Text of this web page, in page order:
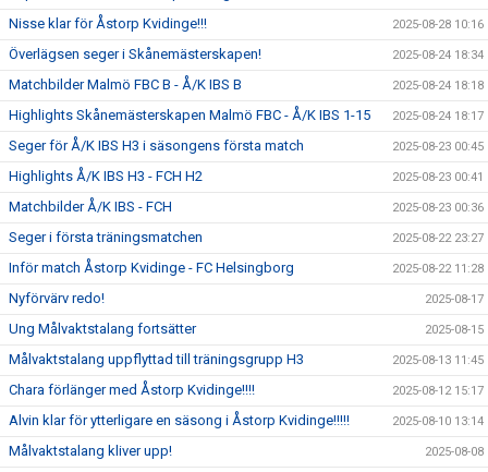
Nisse klar för Åstorp Kvidinge!!! 2025-08-28 10:16
Överlägsen seger i Skånemästerskapen! 2025-08-24 18:34
Matchbilder Malmö FBC B - Å/K IBS B 2025-08-24 18:18
Highlights Skånemästerskapen Malmö FBC - Å/K IBS 1-15 2025-08-24 18:17
Seger för Å/K IBS H3 i säsongens första match 2025-08-23 00:45
Highlights Å/K IBS H3 - FCH H2 2025-08-23 00:41
Matchbilder Å/K IBS - FCH 2025-08-23 00:36
Seger i första träningsmatchen 2025-08-22 23:27
Inför match Åstorp Kvidinge - FC Helsingborg 2025-08-22 11:28
Nyförvärv redo! 2025-08-17
Ung Målvaktstalang fortsätter 2025-08-15
Målvaktstalang uppflyttad till träningsgrupp H3 2025-08-13 11:45
Chara förlänger med Åstorp Kvidinge!!!! 2025-08-12 15:17
Alvin klar för ytterligare en säsong i Åstorp Kvidinge!!!!! 2025-08-10 13:14
Målvaktstalang kliver upp! 2025-08-08